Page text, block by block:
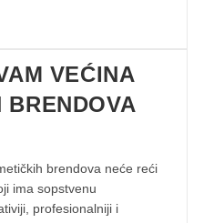
VEĆINA
brendova neće reći
ima sopstvenu
profesionalniji i